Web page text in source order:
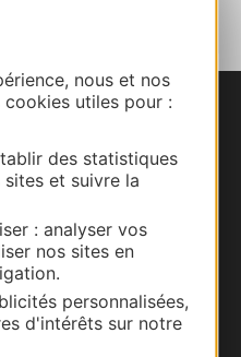
nous et nos
utiles pour :
des statistiques
et suivre la
: analyser vos
nos sites en
personnalisées,
d'intérêts sur notre